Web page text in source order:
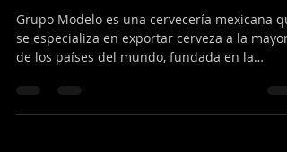
GRUPO MODELO - ABInBEV
Grupo Modelo es una cervecería mexicana
se especializa en exportar cerveza a la